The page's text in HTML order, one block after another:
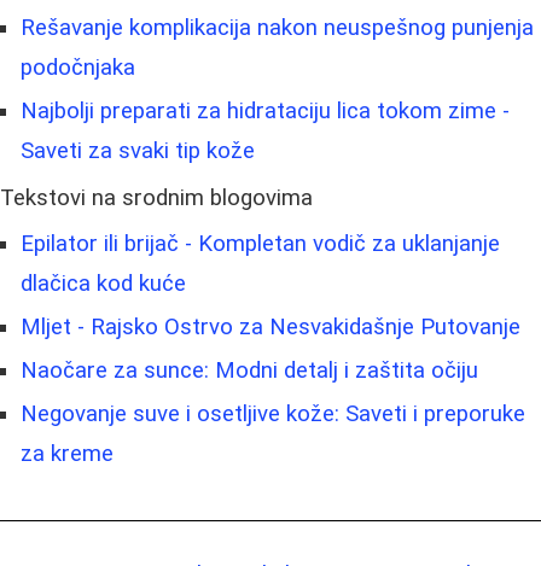
Rešavanje komplikacija nakon neuspešnog punjenja
podočnjaka
Najbolji preparati za hidrataciju lica tokom zime -
Saveti za svaki tip kože
Tekstovi na srodnim blogovima
Epilator ili brijač - Kompletan vodič za uklanjanje
dlačica kod kuće
Mljet - Rajsko Ostrvo za Nesvakidašnje Putovanje
Naočare za sunce: Modni detalj i zaštita očiju
Negovanje suve i osetljive kože: Saveti i preporuke
za kreme